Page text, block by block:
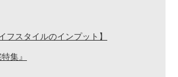
フスタイルのインプット】
集』